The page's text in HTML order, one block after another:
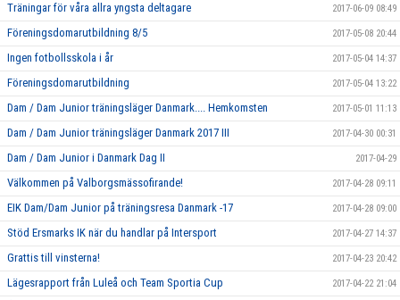
Träningar för våra allra yngsta deltagare 2017-06-09 08:49
Föreningsdomarutbildning 8/5 2017-05-08 20:44
Ingen fotbollsskola i år 2017-05-04 14:37
Föreningsdomarutbildning 2017-05-04 13:22
Dam / Dam Junior träningsläger Danmark.... Hemkomsten 2017-05-01 11:13
Dam / Dam Junior träningsläger Danmark 2017 III 2017-04-30 00:31
Dam / Dam Junior i Danmark Dag II 2017-04-29
Välkommen på Valborgsmässofirande! 2017-04-28 09:11
EIK Dam/Dam Junior på träningsresa Danmark -17 2017-04-28 09:00
Stöd Ersmarks IK när du handlar på Intersport 2017-04-27 14:37
Grattis till vinsterna! 2017-04-23 20:42
Lägesrapport från Luleå och Team Sportia Cup 2017-04-22 21:04